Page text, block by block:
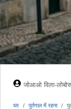
जोआओ विला-
घर पुर्तगाल में रहना